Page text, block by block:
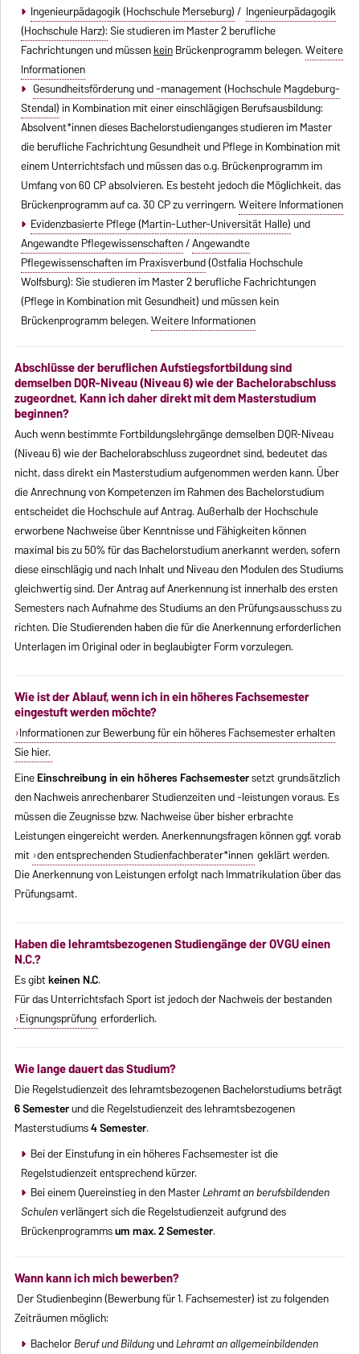
Ingenieurpädagogik (Hochschule Merseburg)/ Ingenieurpädagogik
(Hochschule Harz):Sie studieren im Master 2 berufliche
Fachrichtungen und müssenkeinBrückenprogramm belegen.Weitere
Informationen
Gesundheitsförderung und -management (Hochschule Magdeburg-
Stendal)in Kombination mit einer einschlägigen Berufsausbildung:
Absolvent*innen dieses Bachelorstudienganges studieren im Master
die berufliche Fachrichtung Gesundheit und Pflege in Kombination mit
einem Unterrichtsfach und müssen das o.g. Brückenprogramm im
Umfang von 60 CP absolvieren. Es besteht jedoch die Möglichkeit, das
Brückenprogramm auf ca. 30 CP zu verringern.Weitere Informationen
Evidenzbasierte Pflege (Martin-Luther-Universität Halle) und
Angewandte Pflegewissenschaften/Angewandte
Pflegewissenschaften im Praxisverbund(Ostfalia Hochschule
Wolfsburg): Sie studieren im Master 2 berufliche Fachrichtungen
(Pflege in Kombination mit Gesundheit) und müssen kein
Brückenprogramm belegen.Weitere Informationen
Abschlüsse der beruflichen Aufstiegsfortbildung sind
demselben DQR-Niveau (Niveau 6) wie der Bachelorabschluss
zugeordnet. Kann ich daher direkt mit dem Masterstudium
beginnen?
Auch wenn bestimmte Fortbildungslehrgänge demselben DQR-Niveau
(Niveau 6) wie der Bachelorabschluss zugeordnet sind, bedeutet das
nicht, dass direkt ein Masterstudium aufgenommen werden kann. Über
die Anrechnung von Kompetenzen im Rahmen des Bachelorstudium
entscheidet die Hochschule auf Antrag. Außerhalb der Hochschule
erworbene Nachweise über Kenntnisse und Fähigkeiten können
maximal bis zu 50% für das Bachelorstudium anerkannt werden, sofern
diese einschlägig und nach Inhalt und Niveau den Modulen des Studiums
gleichwertig sind. Der Antrag auf Anerkennung ist innerhalb des ersten
Semesters nach Aufnahme des Studiums an den Prüfungsausschuss zu
richten. Die Studierenden haben die für die Anerkennung erforderlichen
Unterlagen im Original oder in beglaubigter Form vorzulegen.
Wie ist der Ablauf, wenn ich in ein höheres Fachsemester
eingestuft werden möchte?
Informationen zur Bewerbung für ein höheres Fachsemester erhalten
Sie hier.
EineEinschreibung in ein höheres Fachsemestersetzt grundsätzlich
den Nachweis anrechenbarer Studienzeiten und -leistungen voraus. Es
müssen die Zeugnisse bzw. Nachweise über bisher erbrachte
Leistungen eingereicht werden. Anerkennungsfragen können ggf. vorab
mit den entsprechenden Studienfachberater*innen geklärt werden.
Die Anerkennung von Leistungen erfolgt nach Immatrikulation über das
Prüfungsamt.
Haben die lehramtsbezogenen Studiengänge der OVGU einen
N.C.?
Es gibtkeinen N.C.
Für das Unterrichtsfach Sport ist jedoch der Nachweis der bestanden
Eignungsprüfung erforderlich.
Wie lange dauert das Studium?
Die Regelstudienzeit des lehramtsbezogenen Bachelorstudiums beträgt
6 Semesterund die Regelstudienzeit des lehramtsbezogenen
Masterstudiums4 Semester.
Bei der Einstufung in ein höheres Fachsemester ist die
Regelstudienzeit entsprechend kürzer.
Bei einem Quereinstieg in den MasterLehramt an berufsbildenden
Schulenverlängert sich die Regelstudienzeit aufgrund des
Brückenprogrammsum max. 2 Semester.
Wann kann ich mich bewerben?
Der Studienbeginn (Bewerbung für 1. Fachsemester) ist zu folgenden
Zeiträumen möglich:
BachelorBeruf und BildungundLehramt an allgemeinbildenden